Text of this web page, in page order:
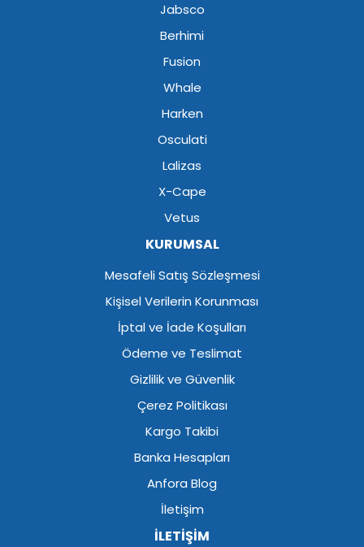
Jabsco
Berhimi
Fusion
Whale
Harken
Osculati
Lalizas
X-Cape
Vetus
KURUMSAL
Mesafeli Satış Sözleşmesi
Kişisel Verilerin Korunması
İptal ve İade Koşulları
Ödeme ve Teslimat
Gizlilik ve Güvenlik
Çerez Politikası
Kargo Takibi
Banka Hesapları
Anfora Blog
İletişim
İLETİŞİM